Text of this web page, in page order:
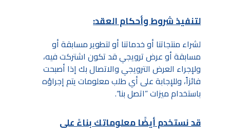
لتنفيذ شروط وأحكام العقد:
لشراء منتجاتنا أو خدماتنا أو لتطوير مسابقة أو
مسابقة أو عرض ترويجي قد تكون اشتركت فيه،
ولإجراء العرض الترويجي والاتصال بك إذا أصبحت
فائزاً، وللإجابة على أي طلب معلومات يتم إجراؤه
باستخدام ميزات ”اتصل بنا“.
قد نستخدم أيضًا معلوماتك بناءً على